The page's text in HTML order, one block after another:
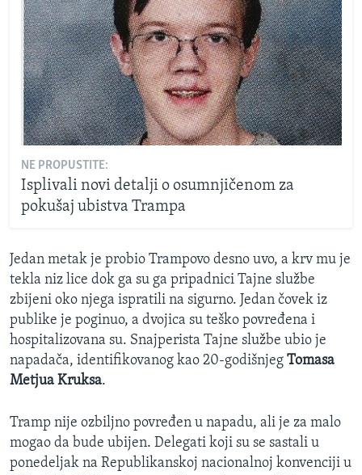
NE PROPUSTITE:
Isplivali novi detalji o osumnjičenom za
pokušaj ubistva Trampa
Jedan metak je probio Trampovo desno uvo, a krv mu je
tekla niz lice dok ga su ga pripadnici Tajne službe
zbijeni oko njega ispratili na sigurno. Jedan čovek iz
publike je poginuo, a dvojica su teško povređena i
hospitalizovana su. Snajperista Tajne službe ubio je
napadača, identifikovanog kao 20-godišnjeg Tomasa
Metjua Kruksa.
Tramp nije ozbiljno povređen u napadu, ali je za malo
mogao da bude ubijen. Delegati koji su se sastali u
ponedeljak na Republikanskoj nacionalnoj konvenciji u